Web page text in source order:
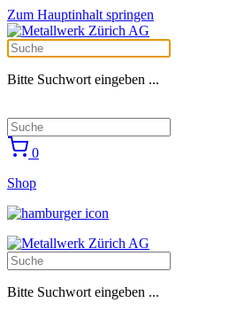
Zum Hauptinhalt springen
Bitte Suchwort eingeben ...
0
Shop
Bitte Suchwort eingeben ...